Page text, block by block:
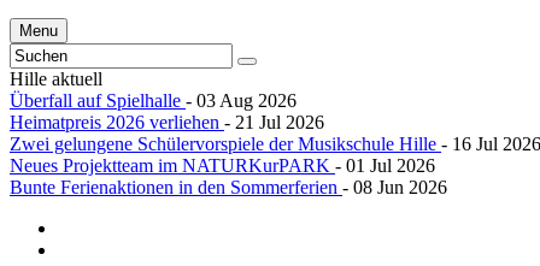
Menu
Hille aktuell
Überfall auf Spielhalle - 03 Aug 2026
Heimatpreis 2026 verliehen - 21 Jul 2026
Zwei gelungene Schülervorspiele der Musikschule Hille - 16 Jul 2026
Neues Projektteam im NATURKurPARK - 01 Jul 2026
Bunte Ferienaktionen in den Sommerferien - 08 Jun 2026